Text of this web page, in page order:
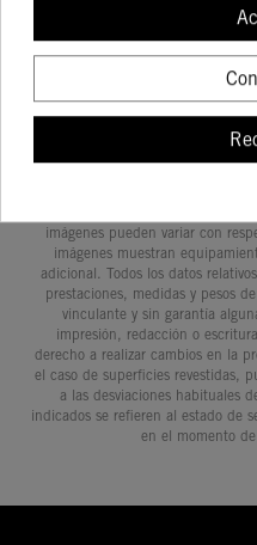
imágenes pueden variar con
imágenes muestran
adicional. Todos los datos
prestaciones, medidas y pesos
vinculante y sin garantía
impresión, redacción o
derecho a realizar cambios en la
el caso de superficies revestidas,
a las desviaciones habituales
indicados se refieren al estado de
en el momento